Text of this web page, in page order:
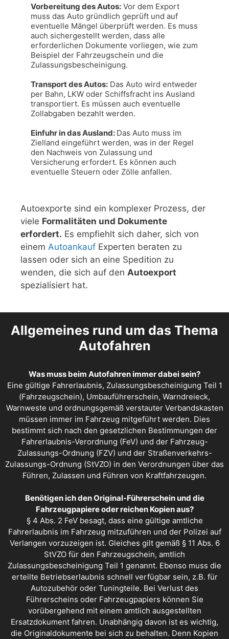
Vorbereitung des Autos: Vor dem Export
muss das Auto gründlich geprüft und auf
eventuelle Mängel überprüft werden. Es muss
auch sichergestellt werden, dass alle
erforderlichen Dokumente vorliegen, wie zum
Beispiel der Fahrzeugschein und die
Zulassungsbescheinigung.
Transport des Autos: Das Auto wird entweder
per Bahn, LKW oder Schiffsfracht ins Ausland
transportiert. Es müssen auch eventuelle
Zollabgaben bezahlt werden.
Einfuhr in das Ausland: Das Auto muss im
Zielland eingeführt werden, was in der Regel
den Nachweis von Zulassung und
Versicherung erfordert. Es können auch
eventuelle Steuern oder Zölle anfallen.
Autoexporte sind ein komplexer Prozess, der
viele Formalitäten und Dokumente
erfordert. Es empfiehlt sich daher, sich von
einem Autoankauf Experten beraten zu
lassen oder sich an eine Spedition zu
wenden, die sich auf den Autoexport
spezialisiert hat.
Allgemeines rund um das Thema
Autofahren
Was muss beim Autofahren immer dabei sein?
Eine gültige Fahrerlaubnis, Zulassungsbescheinigung Teil 1
(Fahrzeugschein), Umbauführerschein, Warndreieck,
Warnweste und ordnungsgemäß verstauter Verbandskasten
müssen immer im Fahrzeug mitgeführt werden. Dies
bestimmt sich nach den gesetzlichen Bestimmungen der
Fahrerlaubnis-Verordnung (FeV) und der Fahrzeug-
Zulassungs-Ordnung (FZV) und der Straßenverkehrs-
Zulassungs-Ordnung (StVZO) in den Verordnungen über das
Führen, Zulassen und Führen von Kraftfahrzeugen.
Benötigen ich den Original-Führerschein und die
Fahrzeugpapiere oder reichen Kopien aus?
§ 4 Abs. 2 FeV besagt, dass eine gültige amtliche
Fahrerlaubnis im Fahrzeug mitzuführen und der Polizei auf
Verlangen vorzuzeigen ist. Gleiches gilt gemäß § 11 Abs. 6
StVZO für den Fahrzeugschein, amtlich
Zulassungsbescheinigung Teil 1 genannt. Ebenso muss die
erteilte Betriebserlaubnis schnell verfügbar sein, z.B. für
Autozubehör oder Tuningteile. Bei Verlust des
Führerscheins oder Fahrzeugpapiers können Sie
vorübergehend mit einem amtlich ausgestellten
Ersatzdokument fahren. Unabhängig davon ist es wichtig,
die Originaldokumente bei sich zu behalten. Denn Kopien